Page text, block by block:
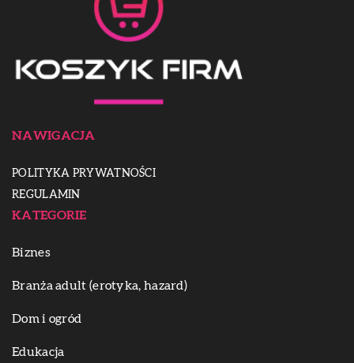
NAWIGACJA
POLITYKA PRYWATNOŚCI
REGULAMIN
KATEGORIE
Biznes
Branża adult (erotyka, hazard)
Dom i ogród
Edukacja